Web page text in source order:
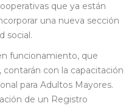
que ya están
una nueva sección
social.
funcionamiento, que
con la capacitación
para Adultos Mayores.
de un Registro